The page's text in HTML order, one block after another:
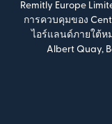
Remitly Europe
การควบคุมของ
ไอร์แลนด์ภายใต้ห
Albert Quay,